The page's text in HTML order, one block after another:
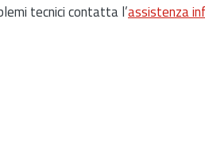
tecnici contatta l’assistenza